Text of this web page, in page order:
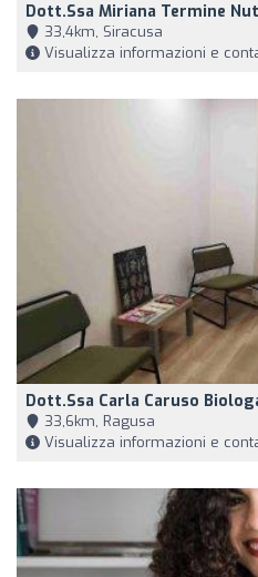
Dott.ssa Miriana Termine
33,4km, Siracusa
Visualizza informazioni e
Dott.ssa Carla Caruso
33,6km, Ragusa
Visualizza informazioni e